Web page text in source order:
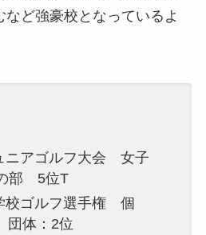
など強豪校となっているよ
ニアゴルフ大会 女子
部 5位T
校ゴルフ選手権 個
体：2位